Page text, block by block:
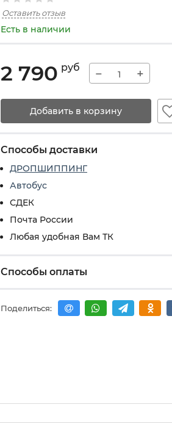
Оставить отзыв
Есть в наличии
2 790 руб − +
Добавить в корзину
Способы доставки
ДРОПШИППИНГ
Автобус
СДЕК
Почта России
Любая удобная Вам ТК
Способы оплаты
Поделиться: